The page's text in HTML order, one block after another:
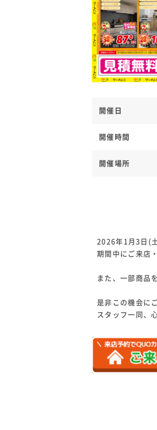
開催日
開催時間
開催場所
2026年1月3日(
期間中にご来店
また、一部商品
是非この機会に
スタッフ一同、